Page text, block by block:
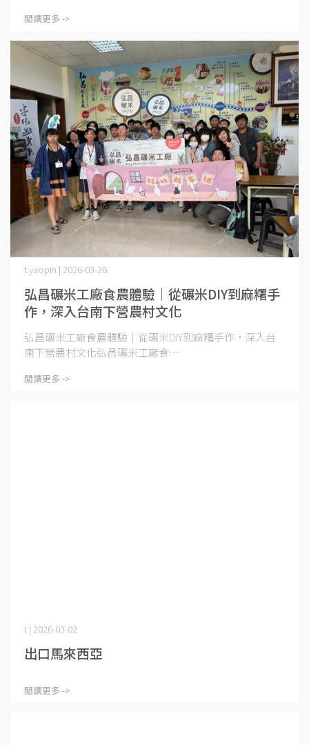
閱讀更多 ->
弘昌碾米工廠食農體驗｜從碾米DIY到麻糬手
作，深入台南下營農村文化
t.yaopin | 2026-03-26
弘昌碾米工廠食農體驗｜從碾米DIY到麻糬手作，深入台
南下營農村文化弘昌碾米工廠食⋯
閱讀更多 ->
出口馬來西亞
t | 2026-03-02
閱讀更多 ->